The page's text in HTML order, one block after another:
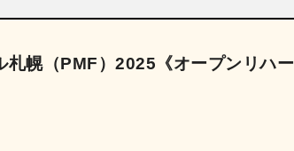
札幌（PMF）2025《オープンリハー